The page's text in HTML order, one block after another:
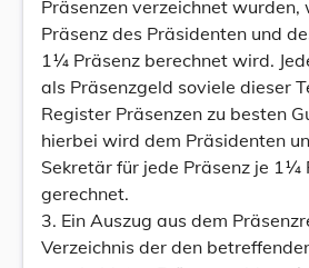
Präsenzen verzeichnet wurden,
Präsenz des Präsidenten und
1¼ Präsenz berechnet wird.
als Präsenzgeld soviele dieser
Register Präsenzen zu besten
hierbei wird dem Präsidenten
Sekretär für jede Präsenz je 1¼
gerechnet.
3. Ein Auszug aus dem
Verzeichnis der den